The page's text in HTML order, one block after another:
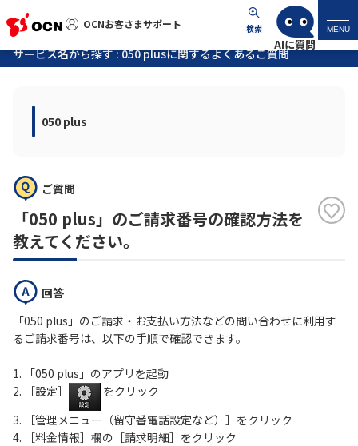
OCNお客さまサポート 検索 MENU
OCNお客さまサポート
マイページ
サポートトップ
よくあるご質問
工事・故障情報
履歴・お気に入り
お知らせ サポートサイトの使い方
サービス名から探す : 050 plusに関するよくあるご質問
050 plus
ご質問
「050 plus」のご請求番号の確認方法を
教えてください。
回答
「050 plus」のご請求・お支払い方法などの問い合わせに利用す
るご請求番号は、以下の手順で確認できます。
1. 「050 plus」のアプリを起動
2. ［設定］
をクリック
3. ［管理メニュー（留守番電話設定など）］をクリック
4. ［料金情報］欄の［請求明細］をクリック